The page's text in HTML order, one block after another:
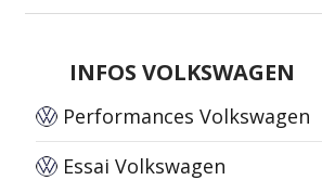
INFOS VOLKSWAGEN
Performances Volkswagen
Essai Volkswagen